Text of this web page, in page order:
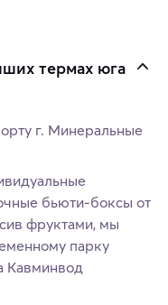
термах юга
г. Минеральные
бьюти-боксы от
фруктами, мы
парку
Кавминвод